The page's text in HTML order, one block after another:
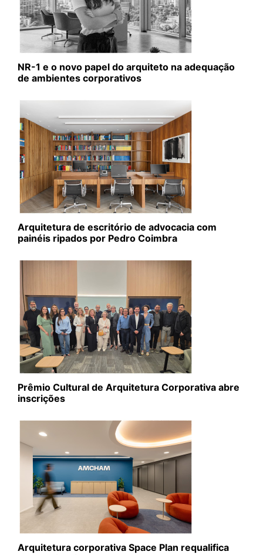
NR-1 e o novo papel do arquiteto na adequação
de ambientes corporativos
Arquitetura de escritório de advocacia com
painéis ripados por Pedro Coimbra
Prêmio Cultural de Arquitetura Corporativa abre
inscrições
Arquitetura corporativa Space Plan requalifica